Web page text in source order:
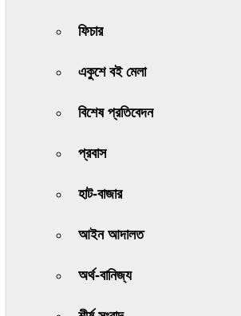
ফিচার
একুশে বই মেলা
বিশেষ প্রতিবেদন
প্রবাস
হাট-বাজার
আইন আদালত
অর্থ-বানিজ্য